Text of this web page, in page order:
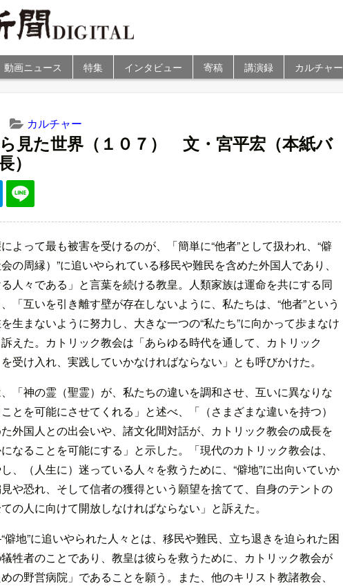
動画ニュース 特集 インタビュー 寄稿 講演録 カルチャー
カルチャー
見た世界（１０７） 文・宮平宏（本紙バ
）
よって最も被害を受けるのが、「簡単に“他者”として扱われ、“僻
の周縁）”に追いやられている移民や難民を含めた外国人であり、
人々である」と言葉を続ける教皇。人類家族は運命を共にする同
「互いを引き離す壁が存在しないように、私たちは、“他者”という
を生まないように努力し、大きな一つの“私たち”に向かって歩まなけ
えた。カトリック教会は「あらゆる時代を通して、カトリック
を受け入れ、実践していかなければならない」とも呼びかけた。
「神の霊（聖霊）が、私たちの違いを調和させ、互いに異なりな
とを可能にさせてくれる」と述べ、「（さまざまな違いを持つ）
外国人との出会いや、諸文化間対話が、カトリック教会の成長を
なることを可能にする」と示した。「現代のカトリック教会は、
、（人生に）迷っている人々を救うために、“僻地”に出向いていか
や恐れ、そして信者の獲得という願望を捨てて、自身のテントの
の人に向けて開放しなければならない」と訴えた。
地”に追いやられた人々とは、移民や難民、立ち退きを迫られた困
牲者のことであり、教皇は彼らを救うために、カトリック教会が
の野営病院」であることを願う。また、他のキリスト教諸教会、